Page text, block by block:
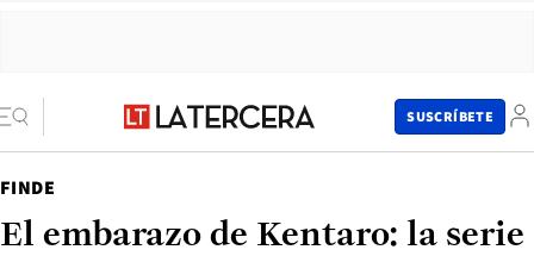
SUSCRÍBETE
FINDE
El embarazo de Kentaro: la serie